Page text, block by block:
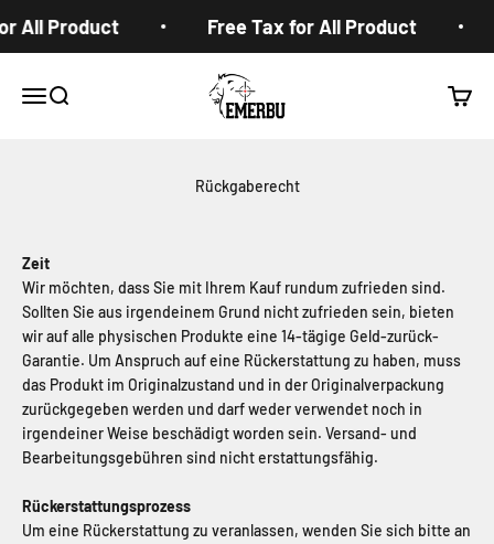
All Product Free Tax for All Product
Navigationsmenü öffnen
Suche öffnen
EMERBUtoys
Rückgaberecht
Zeit
Wir möchten, dass Sie mit Ihrem Kauf rundum zufrieden sind.
Sollten Sie aus irgendeinem Grund nicht zufrieden sein, bieten
wir auf alle physischen Produkte eine 14-tägige Geld-zurück-
Garantie. Um Anspruch auf eine Rückerstattung zu haben, muss
das Produkt im Originalzustand und in der Originalverpackung
zurückgegeben werden und darf weder verwendet noch in
irgendeiner Weise beschädigt worden sein. Versand- und
Bearbeitungsgebühren sind nicht erstattungsfähig.
Rückerstattungsprozess
Um eine Rückerstattung zu veranlassen, wenden Sie sich bitte an